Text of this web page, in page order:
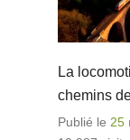
La
chemins
Publié le 25